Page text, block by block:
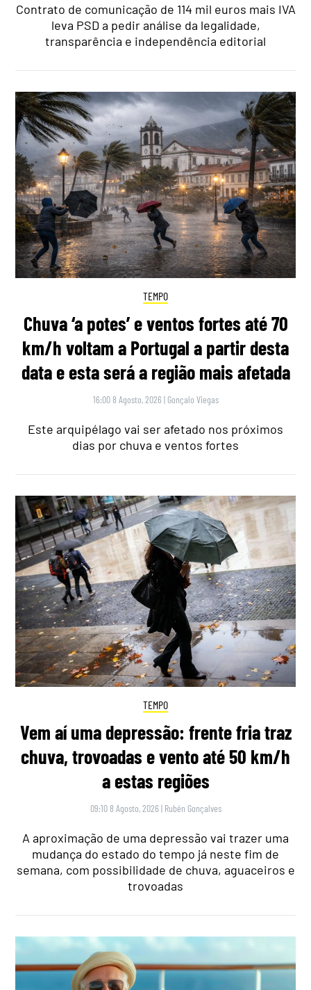
Contrato de comunicação de 114 mil euros mais IVA
leva PSD a pedir análise da legalidade,
transparência e independência editorial
TEMPO
Chuva ‘a potes’ e ventos fortes até 70
km/h voltam a Portugal a partir desta
data e esta será a região mais afetada
16:00 8 Agosto, 2026 | Gonçalo Viegas
Este arquipélago vai ser afetado nos próximos
dias por chuva e ventos fortes
TEMPO
Vem aí uma depressão: frente fria traz
chuva, trovoadas e vento até 50 km/h
a estas regiões
09:10 8 Agosto, 2026 | Rubén Gonçalves
A aproximação de uma depressão vai trazer uma
mudança do estado do tempo já neste fim de
semana, com possibilidade de chuva, aguaceiros e
trovoadas